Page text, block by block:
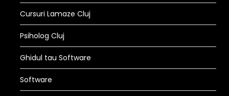
Cursuri Lamaze Cluj
Psiholog Cluj
Ghidul tau Software
Software